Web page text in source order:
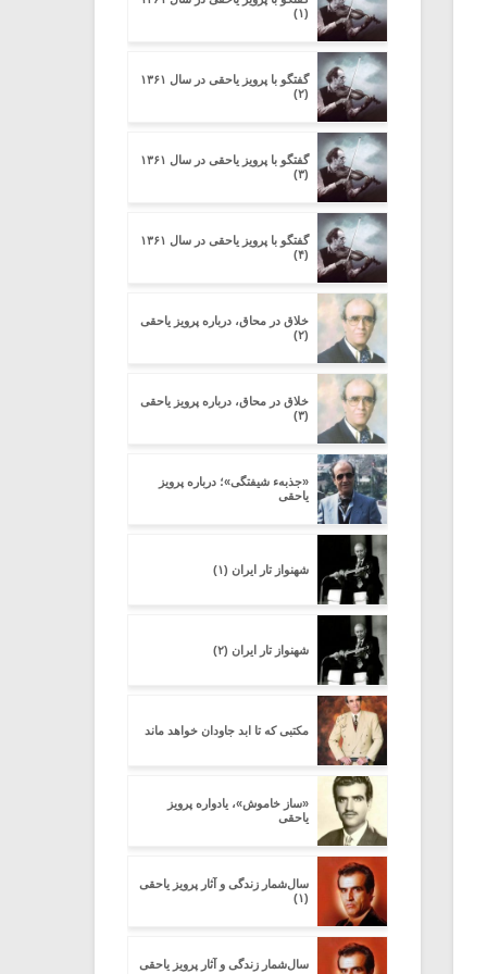
(۱)
گفتگو با پرویز یاحقی در سال ۱۳۶۱
(۲)
گفتگو با پرویز یاحقی در سال ۱۳۶۱
(۳)
گفتگو با پرویز یاحقی در سال ۱۳۶۱
(۴)
خلاق در محاق، درباره پرویز یاحقی
(۲)
خلاق در محاق، درباره پرویز یاحقی
(۳)
«جذبهء شیفتگی»؛ درباره پرویز
یاحقی
شهنواز تار ایران (۱)
شهنواز تار ایران (۲)
مکتبی که تا ابد جاودان خواهد ماند
«ساز خاموش»، یادواره پرویز
یاحقی
سال‌شمار زندگی و آثار پرویز یاحقی
(۱)
سال‌شمار زندگی و آثار پرویز یاحقی